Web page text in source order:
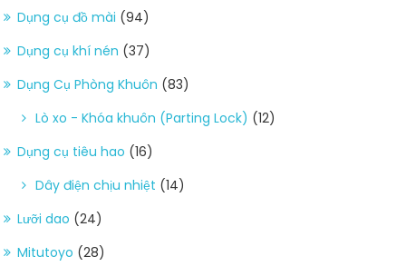
Dụng cụ đồ mài (94)
Dụng cụ khí nén (37)
Dụng Cụ Phòng Khuôn (83)
Lò xo - Khóa khuôn (Parting Lock) (12)
Dụng cụ tiêu hao (16)
Dây điện chịu nhiệt (14)
Lưỡi dao (24)
Mitutoyo (28)